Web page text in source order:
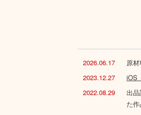
2026.06.17
原
2023.12.27
iOS
2022.08.29
出
た